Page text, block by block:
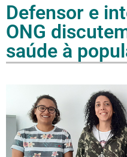
Defensor e
ONG
saúde à